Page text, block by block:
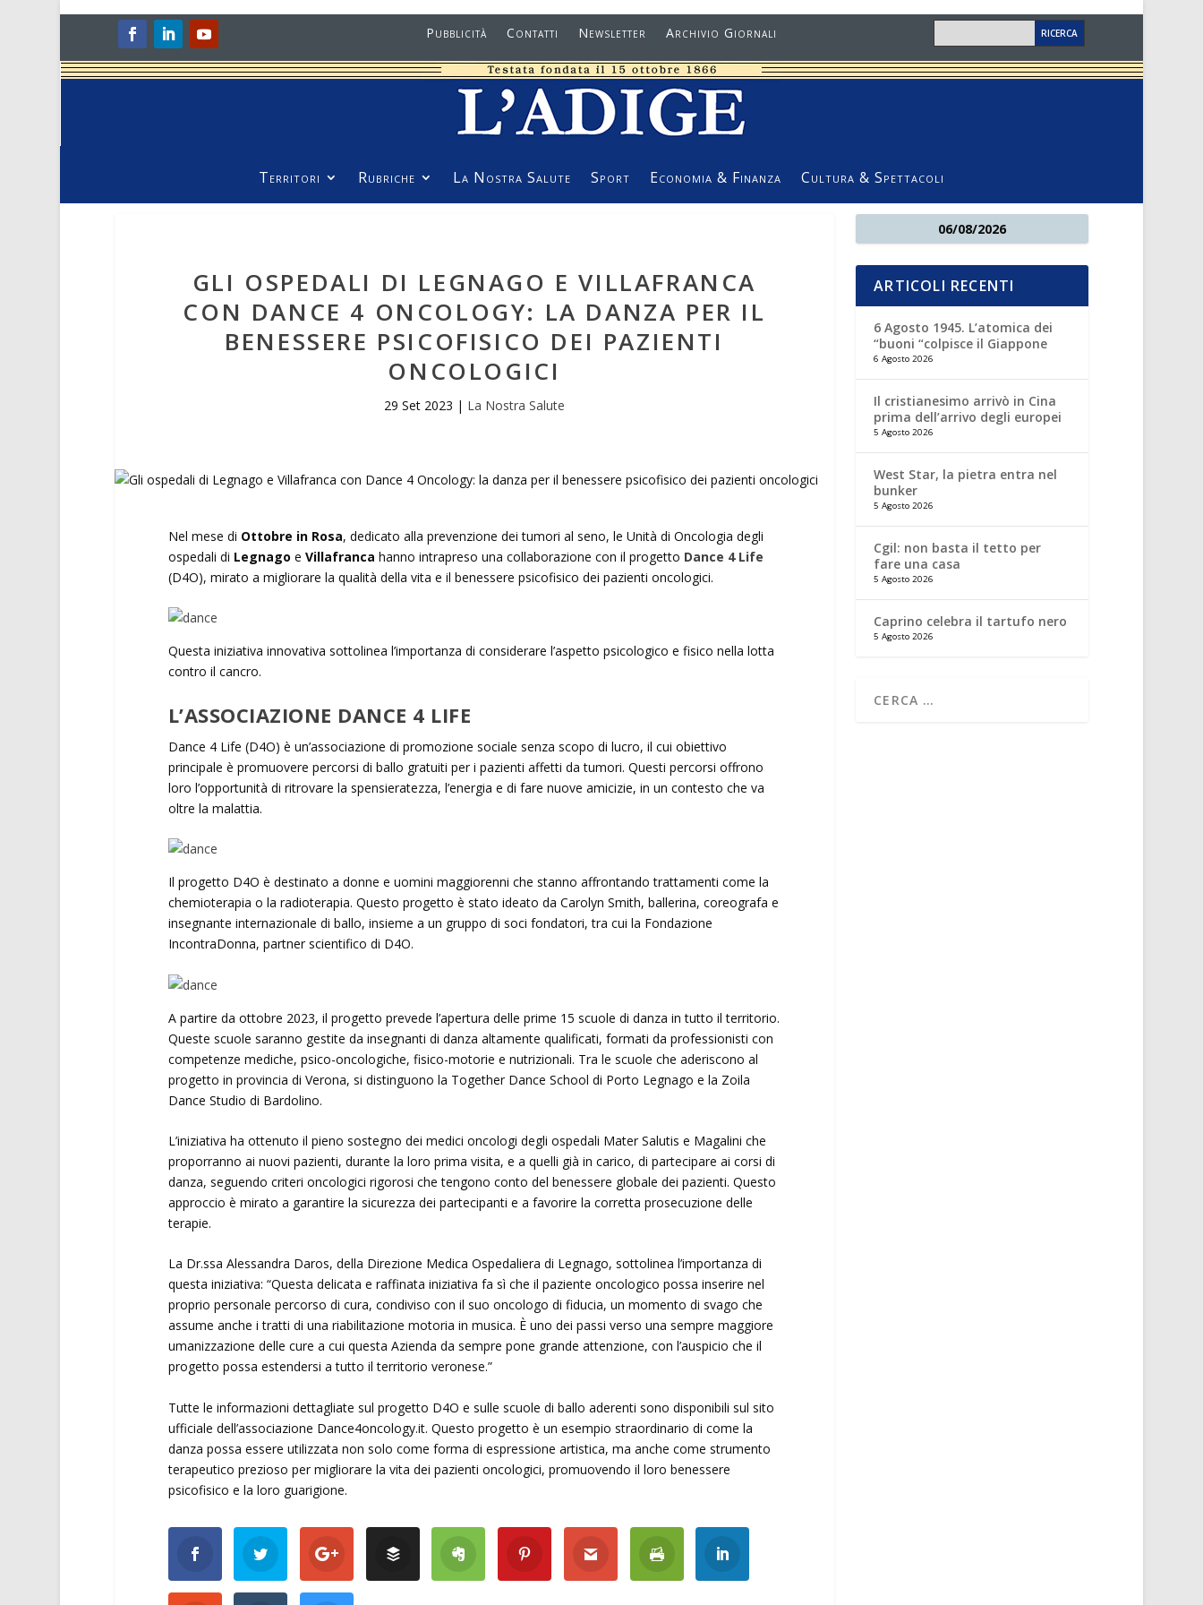
Pubblicità Contatti Newsletter Archivio Giornali
Territori Rubriche La Nostra Salute Sport Economia & Finanza Cultura & Spettacoli
GLI OSPEDALI DI LEGNAGO E VILLAFRANCA
CON DANCE 4 ONCOLOGY: LA DANZA PER IL
BENESSERE PSICOFISICO DEI PAZIENTI
ONCOLOGICI
29 Set 2023 | La Nostra Salute
Nel mese di Ottobre in Rosa, dedicato alla prevenzione dei tumori al seno, le Unità di Oncologia degli
ospedali di Legnago e Villafranca hanno intrapreso una collaborazione con il progetto Dance 4 Life
(D4O), mirato a migliorare la qualità della vita e il benessere psicofisico dei pazienti oncologici.
Questa iniziativa innovativa sottolinea l’importanza di considerare l’aspetto psicologico e fisico nella lotta
contro il cancro.
L’ASSOCIAZIONE DANCE 4 LIFE
Dance 4 Life (D4O) è un’associazione di promozione sociale senza scopo di lucro, il cui obiettivo
principale è promuovere percorsi di ballo gratuiti per i pazienti affetti da tumori. Questi percorsi offrono
loro l’opportunità di ritrovare la spensieratezza, l’energia e di fare nuove amicizie, in un contesto che va
oltre la malattia.
Il progetto D4O è destinato a donne e uomini maggiorenni che stanno affrontando trattamenti come la
chemioterapia o la radioterapia. Questo progetto è stato ideato da Carolyn Smith, ballerina, coreografa e
insegnante internazionale di ballo, insieme a un gruppo di soci fondatori, tra cui la Fondazione
IncontraDonna, partner scientifico di D4O.
A partire da ottobre 2023, il progetto prevede l’apertura delle prime 15 scuole di danza in tutto il territorio.
Queste scuole saranno gestite da insegnanti di danza altamente qualificati, formati da professionisti con
competenze mediche, psico-oncologiche, fisico-motorie e nutrizionali. Tra le scuole che aderiscono al
progetto in provincia di Verona, si distinguono la Together Dance School di Porto Legnago e la Zoila
Dance Studio di Bardolino.
L’iniziativa ha ottenuto il pieno sostegno dei medici oncologi degli ospedali Mater Salutis e Magalini che
proporranno ai nuovi pazienti, durante la loro prima visita, e a quelli già in carico, di partecipare ai corsi di
danza, seguendo criteri oncologici rigorosi che tengono conto del benessere globale dei pazienti. Questo
approccio è mirato a garantire la sicurezza dei partecipanti e a favorire la corretta prosecuzione delle
terapie.
La Dr.ssa Alessandra Daros, della Direzione Medica Ospedaliera di Legnago, sottolinea l’importanza di
questa iniziativa: “Questa delicata e raffinata iniziativa fa sì che il paziente oncologico possa inserire nel
proprio personale percorso di cura, condiviso con il suo oncologo di fiducia, un momento di svago che
assume anche i tratti di una riabilitazione motoria in musica. È uno dei passi verso una sempre maggiore
umanizzazione delle cure a cui questa Azienda da sempre pone grande attenzione, con l’auspicio che il
progetto possa estendersi a tutto il territorio veronese.”
Tutte le informazioni dettagliate sul progetto D4O e sulle scuole di ballo aderenti sono disponibili sul sito
ufficiale dell’associazione Dance4oncology.it. Questo progetto è un esempio straordinario di come la
danza possa essere utilizzata non solo come forma di espressione artistica, ma anche come strumento
terapeutico prezioso per migliorare la vita dei pazienti oncologici, promuovendo il loro benessere
psicofisico e la loro guarigione.
06/08/2026
ARTICOLI RECENTI
6 Agosto 1945. L’atomica dei
“buoni “colpisce il Giappone
6 Agosto 2026
Il cristianesimo arrivò in Cina
prima dell’arrivo degli europei
5 Agosto 2026
West Star, la pietra entra nel
bunker
5 Agosto 2026
Cgil: non basta il tetto per
fare una casa
5 Agosto 2026
Caprino celebra il tartufo nero
5 Agosto 2026